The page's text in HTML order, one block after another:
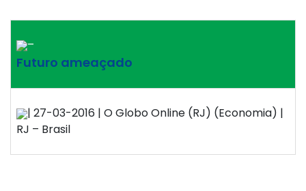
–
Futuro ameaçado
| 27-03-2016 | O Globo Online (RJ) (Economia) |
RJ – Brasil